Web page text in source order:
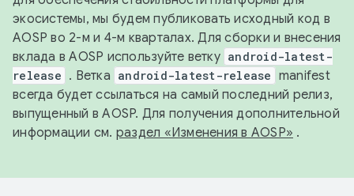
экосистемы, мы будем публиковать исходный код в
AOSP во 2-м и 4-м кварталах. Для сборки и внесения
вклада в AOSP используйте ветку android-latest-
release . Ветка android-latest-release manifest
всегда будет ссылаться на самый последний релиз,
выпущенный в AOSP. Для получения дополнительной
информации см. раздел «Изменения в AOSP» .